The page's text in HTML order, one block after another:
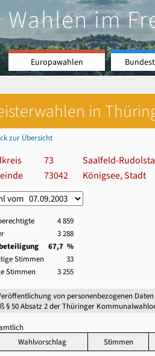
Wahlen im
Europawahlen
in
zur Übersicht
73
Saalfeld-
73042 Königsee, Stadt
4 859
3 288
67,7 %
Stimmen
33
Stimmen
3 255
von personenbezogenen
§ 50 Absatz 2 der Thüringer
Wahlvorschlag Stimmen